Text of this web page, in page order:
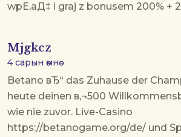
wpЕ‚aД‡ i graj z bonusem 200% +
Mjgkcz
4 сарын өмнө
Betano вЂ“ das Zuhause der
heute deinen в‚¬500
wie nie zuvor. Live-Casino
https://betanogame.org/de/ und